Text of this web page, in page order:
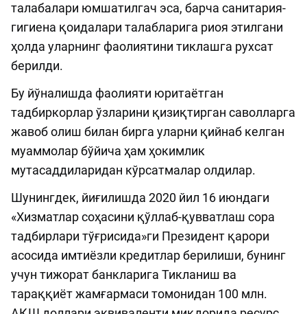
талабалари юмшатилгач эса, барча санитария-
гигиена қоидалари талабларига риоя этилгани
ҳолда уларнинг фаолиятини тиклашга рухсат
берилди.
Бу йўналишда фаолияти юритаётган
тадбиркорлар ўзларини қизиқтирган саволларга
жавоб олиш билан бирга уларни қийнаб келган
муаммолар бўйича ҳам ҳокимлик
мутасаддиларидан кўрсатмалар олдилар.
Шунингдек, йиғилишда 2020 йил 16 июндаги
«Хизматлар соҳасини қўллаб-қувватлаш сора
тадбирлари тўғрисида»ги Президент қарори
асосида имтиёзли кредитлар берилиши, бунинг
учун тижорат банкларига Тикланиш ва
тараққиёт жамғармаси томонидан 100 млн.